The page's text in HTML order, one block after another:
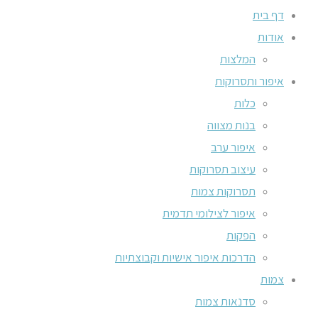
דף בית
אודות
המלצות
איפור ותסרוקות
כלות
בנות מצווה
איפור ערב
עיצוב תסרוקות
תסרוקות צמות
איפור לצילומי תדמית
הפקות
הדרכות איפור אישיות וקבוצתיות
צמות
סדנאות צמות